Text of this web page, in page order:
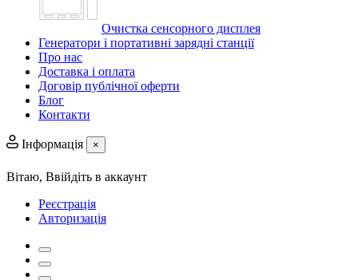
Очистка сенсорного дисплея
Генератори і портативні зарядні станції
Про нас
Доставка і оплата
Договір публічної оферти
Блог
Контакти
Інформація ×
Вітаю, Ввійдіть в аккаунт
Реєстрація
Авторизація